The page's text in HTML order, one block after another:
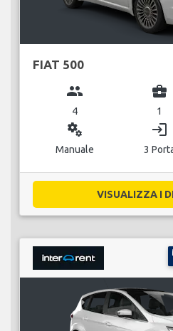
FIAT 500
group
4
business_center
1
miscellaneous_services
Manuale
login
3
VISUALIZZA I